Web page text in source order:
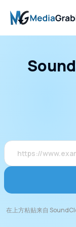
在上方粘贴来自